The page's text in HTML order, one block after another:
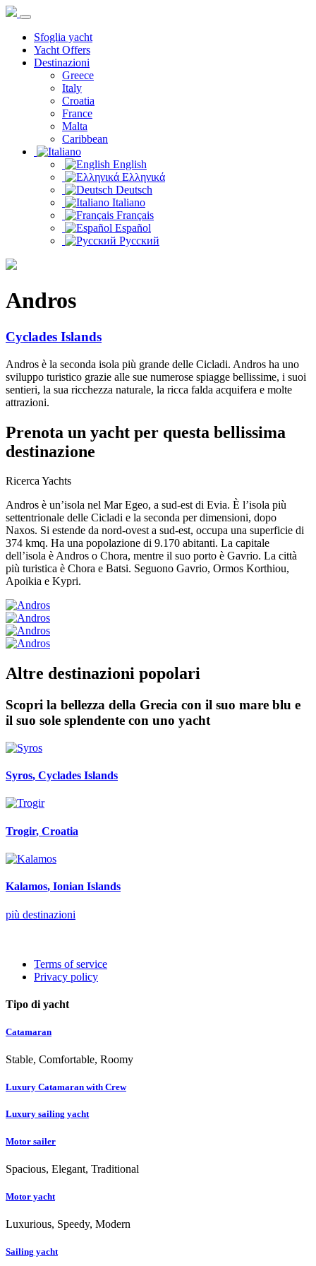
Sfoglia yacht
Yacht Offers
Destinazioni
Greece
Italy
Croatia
France
Malta
Caribbean
English
Ελληνικά
Deutsch
Italiano
Français
Español
Русский
Andros
Cyclades Islands
Andros è la seconda isola più grande delle Cicladi. Andros ha uno
sviluppo turistico grazie alle sue numerose spiagge bellissime, i suoi
sentieri, la sua ricchezza naturale, la ricca falda acquifera e molte
attrazioni.
Prenota un yacht per questa bellissima
destinazione
Ricerca Yachts
Andros è un’isola nel Mar Egeo, a sud-est di Evia. È l’isola più
settentrionale delle Cicladi e la seconda per dimensioni, dopo
Naxos. Si estende da nord-ovest a sud-est, occupa una superficie di
374 kmq. Ha una popolazione di 9.170 abitanti. La capitale
dell’isola è Andros o Chora, mentre il suo porto è Gavrio. La città
più turistica è Chora e Batsi. Seguono Gavrio, Ormos Korthiou,
Apoikia e Kypri.
Altre destinazioni popolari
Scopri la bellezza della Grecia con il suo mare blu e
il suo sole splendente con uno yacht
Syros, Cyclades Islands
Trogir, Croatia
Kalamos, Ionian Islands
più destinazioni
Terms of service
Privacy policy
Tipo di yacht
Catamaran
Stable, Comfortable, Roomy
Luxury Catamaran with Crew
Luxury sailing yacht
Motor sailer
Spacious, Elegant, Traditional
Motor yacht
Luxurious, Speedy, Modern
Sailing yacht